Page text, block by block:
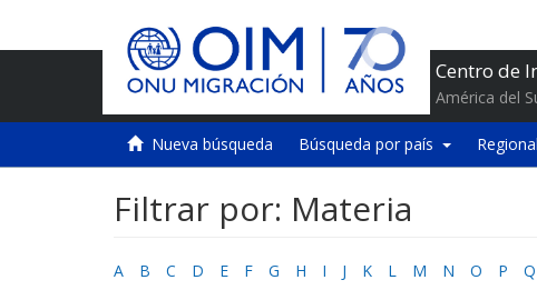
Centro de
América del
Nueva búsqueda Búsqueda por país Regional
Filtrar por: Materia
A B C D E F G H I J K L M N O P Q